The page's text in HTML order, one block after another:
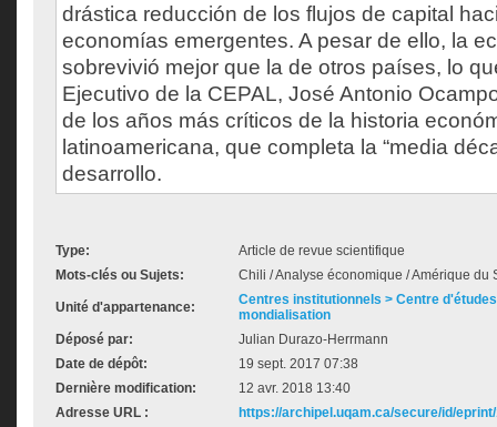
drástica reducción de los flujos de capital
economías emergentes. A pesar de ello, la
sobrevivió mejor que la de otros países, lo
Ejecutivo de la CEPAL, José Antonio
de los años más críticos de la historia
latinoamericana, que completa la “media
desarrollo.
Type:
Article de revue scientifique
Mots-clés ou Sujets:
Chili / Analyse économique / Amérique du
Unité d'appartenance:
Centres institutionnels > Centre
mondialisation
Déposé par:
Julian Durazo-Herrmann
Date de dépôt:
19 sept. 2017 07:38
Dernière modification:
12 avr. 2018 13:40
Adresse URL :
https://archipel.uqam.ca/secure/id/